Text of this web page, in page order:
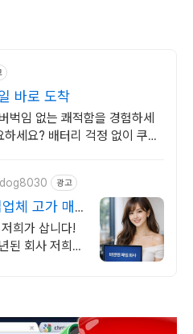
바로 도착
벅임 없는 쾌적함을 경험하세
세요? 배터리 걱정 없이 쿠팡
광고
체 고가 매
희가 삽니다!
사 저희가